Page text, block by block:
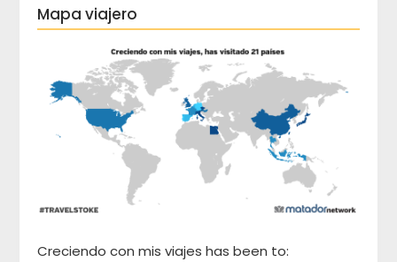
Mapa viajero
Creciendo con mis viajes has been to: